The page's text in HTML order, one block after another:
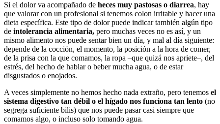
Si el dolor va acompañado de heces muy pastosas o diarrea, hay
que valorar con un profesional si tenemos colon irritable y hacer una
dieta específica. Este tipo de dolor puede indicar también algún tipo
de intolerancia alimentaria, pero muchas veces no es así, y un
mismo alimento nos puede sentar bien un día, y mal al día siguiente:
depende de la cocción, el momento, la posición a la hora de comer,
de la prisa con la que comamos, la ropa –que quizá nos apriete–, del
estrés, del hecho de hablar o beber mucha agua, o de estar
disgustados o enojados.
A veces simplemente no hemos hecho nada extraño, pero tenemos el
sistema digestivo tan débil o el hígado nos funciona tan lento (no
segrega suficiente bilis) que nos puede pasar casi siempre que
comamos algo, o incluso solo tomando agua.